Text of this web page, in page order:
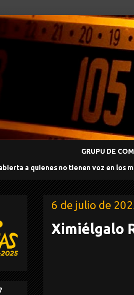
GRUPU DE
a quienes no tienen voz en los
6 de julio de
Ximiélgalo